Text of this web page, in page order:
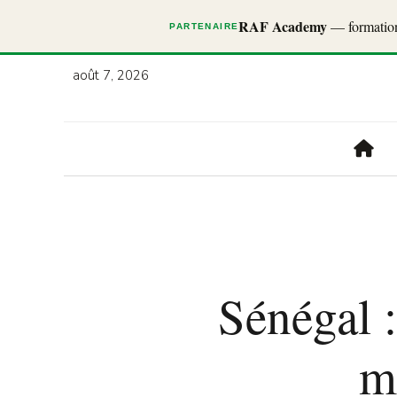
PARTENAIRERAF Academy—
août 7, 2026